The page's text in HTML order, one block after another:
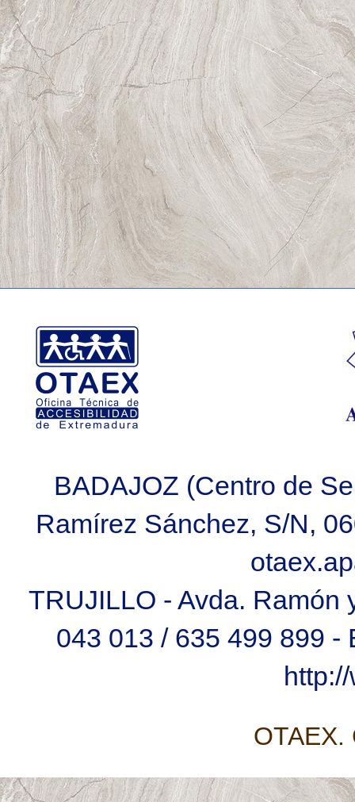
BADAJOZ (Centro de
Ramírez Sánchez, S/N,
TRUJILLO - Avda. Ramón
043 013 / 635 499 899 -